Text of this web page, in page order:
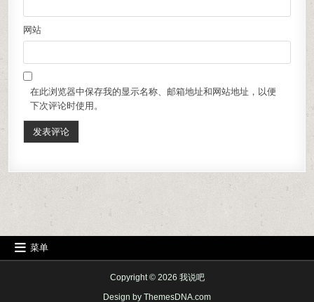
网站
在此浏览器中保存我的显示名称、邮箱地址和网站地址，以便
下次评论时使用。
菜单
Copyright © 2026 我说吧
Design by ThemesDNA.com